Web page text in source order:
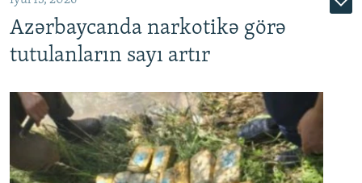
Azərbaycanda narkotikə görə
tutulanların sayı artır